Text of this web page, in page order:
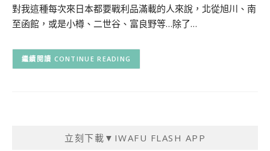
對我這種每次來日本都要戰利品滿載的人來說，北從旭川、南
至函館，或是小樽、二世谷、富良野等…除了…
CONTINUE READING
立刻下載▼IWAFU FLASH APP